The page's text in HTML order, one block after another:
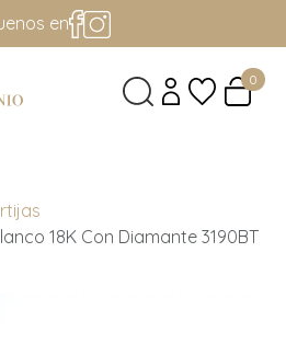
en
0
18K Con Diamante 3190BT